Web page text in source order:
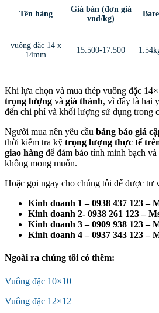
Tên hàng
Giá bán (đơn giá
vnđ/kg)
vuông đặc 14 x
14mm
15.500-17.500
Khi lựa chọn và mua thép vuông đặc
trọng lượng và giá thành, vì đây là hai
đến chi phí và khối lượng sử dụng trong
Người mua nên yêu cầu bảng báo giá
thời kiểm tra kỹ trọng lượng thực tế
giao hàng để đảm bảo tính minh bạch
không mong muốn.
Hoặc gọi ngay cho chúng tôi để được tư
Kinh doanh 1 – 0938 437 123 –
Kinh doanh 2- 0938 261 123 –
Kinh doanh 3 – 0909 938 123 –
Kinh doanh 4 – 0937 343 123 –
Ngoài ra chúng tôi có thêm:
Vuông đặc 10×10
Vuông đặc 12×12